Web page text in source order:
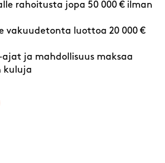
rahoitusta jopa 50 000 € ilman
vakuudetonta luottoa 20 000 €
ja mahdollisuus maksaa
kuluja